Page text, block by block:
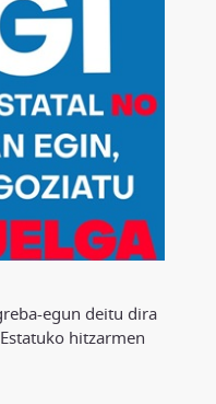
egun deitu dira
hitzarmen